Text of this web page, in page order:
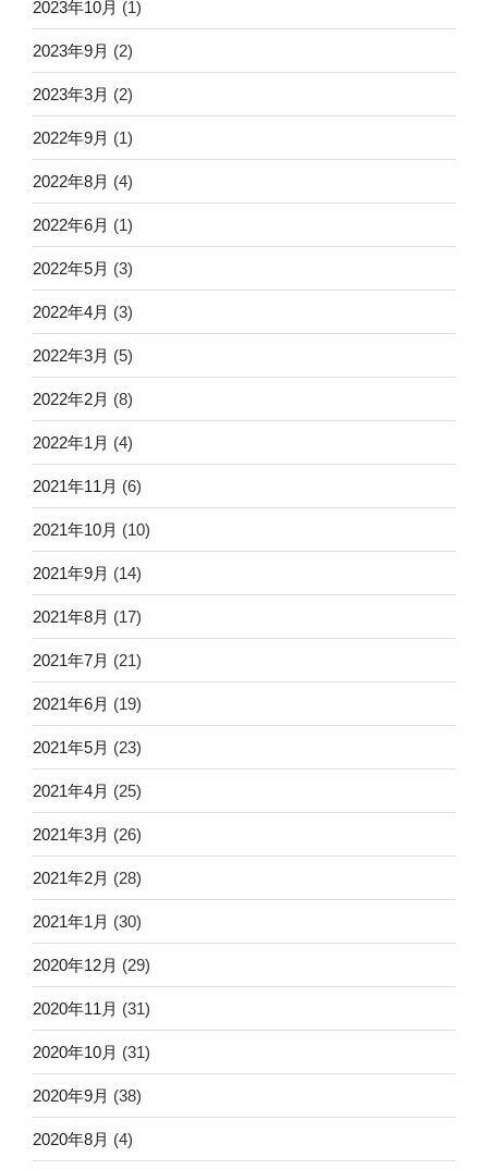
2023年10月 (1)
2023年9月 (2)
2023年3月 (2)
2022年9月 (1)
2022年8月 (4)
2022年6月 (1)
2022年5月 (3)
2022年4月 (3)
2022年3月 (5)
2022年2月 (8)
2022年1月 (4)
2021年11月 (6)
2021年10月 (10)
2021年9月 (14)
2021年8月 (17)
2021年7月 (21)
2021年6月 (19)
2021年5月 (23)
2021年4月 (25)
2021年3月 (26)
2021年2月 (28)
2021年1月 (30)
2020年12月 (29)
2020年11月 (31)
2020年10月 (31)
2020年9月 (38)
2020年8月 (4)